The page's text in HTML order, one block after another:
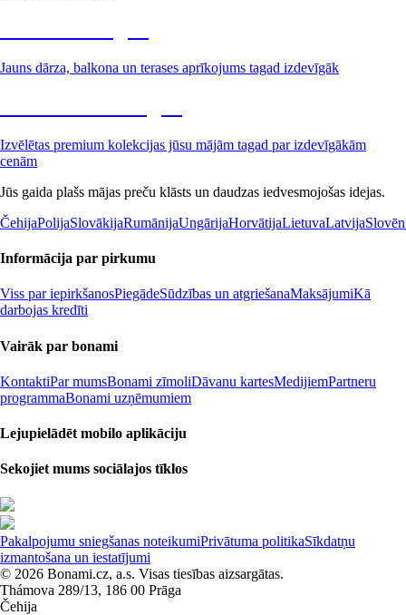
Jauns dārza, balkona un terases aprīkojums tagad izdevīgāk
Izvēlētas premium kolekcijas jūsu mājām tagad par izdevīgākām
cenām
Jūs gaida plašs mājas preču klāsts un daudzas iedvesmojošas idejas.
ČehijaPolijaSlovākijaRumānijaUngārijaHorvātijaLietuvaLatvija
Informācija par pirkumu
Viss par iepirkšanosPiegādeSūdzības un atgriešanaMaksājumiKā
darbojas kredīti
Vairāk par bonami
KontaktiPar mumsBonami zīmoliDāvanu kartesMedijiemPartneru
programmaBonami uzņēmumiem
Lejupielādēt mobilo aplikāciju
Sekojiet mums sociālajos tīklos
Pakalpojumu sniegšanas noteikumiPrivātuma politikaSīkdatņu
izmantošana un iestatījumi
© 2026 Bonami.cz, a.s. Visas tiesības aizsargātas.
Thámova 289/13, 186 00 Prāga
Čehija